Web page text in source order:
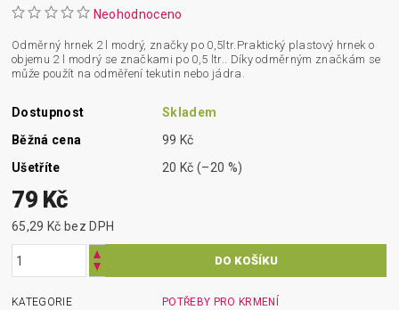
Neohodnoceno
Odměrný hrnek 2 l modrý, značky po 0,5ltr.Praktický plastový hrnek o
objemu 2 l modrý se značkami po 0,5 ltr.. Díky odměrným značkám se
může použít na odměření tekutin nebo jádra.
Dostupnost
Skladem
Běžná cena
99 Kč
Ušetříte
20 Kč(–20 %)
79 Kč
65,29 Kč bez DPH
KATEGORIE POTŘEBY PRO KRMENÍ